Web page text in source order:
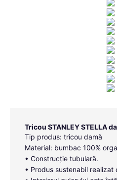
Tricou STANLEY STELLA
Tip produs: tricou damă
Material: bumbac 100%
• Construcție tubulară.
• Produs sustenabil realizat